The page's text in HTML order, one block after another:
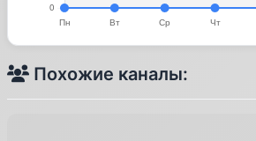
Похожие каналы: